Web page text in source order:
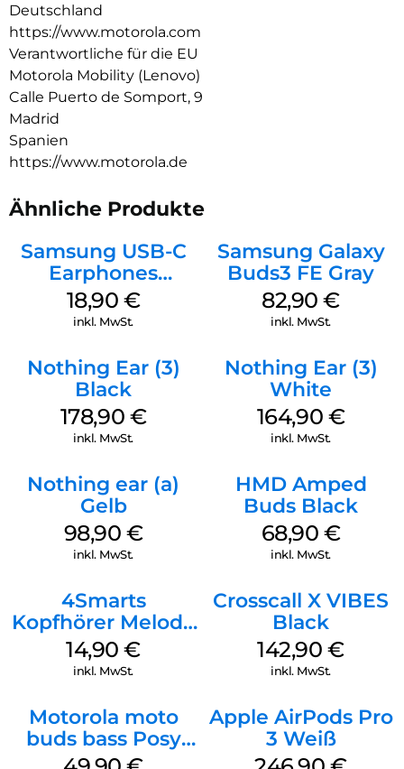
Deutschland
https://www.motorola.com
Verantwortliche für die EU
Motorola Mobility (Lenovo)
Calle Puerto de Somport, 9
Madrid
Spanien
https://www.motorola.de
Ähnliche Produkte
Samsung USB-C
Earphones
Schwarz
18,90 €
inkl. MwSt.
Samsung Galaxy
Buds3 FE Gray
82,90€
inkl. MwSt.
Nothing Ear (3)
Black
178,90 €
inkl. MwSt.
Nothing Ear (3)
White
164,90 €
inkl. MwSt.
Nothing ear (a)
Gelb
98,90 €
inkl. MwSt.
HMD Amped
Buds Black
68,90 €
inkl. MwSt.
4Smarts
Kopfhörer Melody
Digital USB-C
Weiß
14,90€
inkl. MwSt.
Crosscall X VIBES
Black
142,90€
inkl. MwSt.
Motorola moto
buds bass Posy
Green
Apple AirPods Pro
3 Weiß